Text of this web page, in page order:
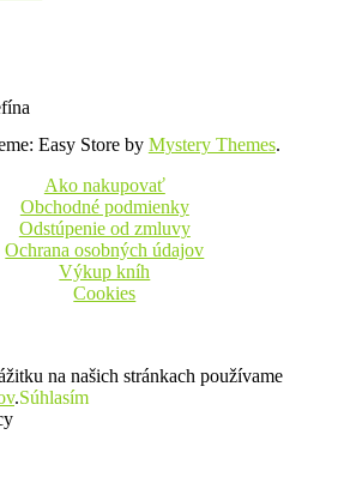
Easy Store by Mystery Themes.
Ako nakupovať
Obchodné podmienky
Odstúpenie od zmluvy
Ochrana osobných údajov
Výkup kníh
Cookies
na našich stránkach používame
.Súhlasím